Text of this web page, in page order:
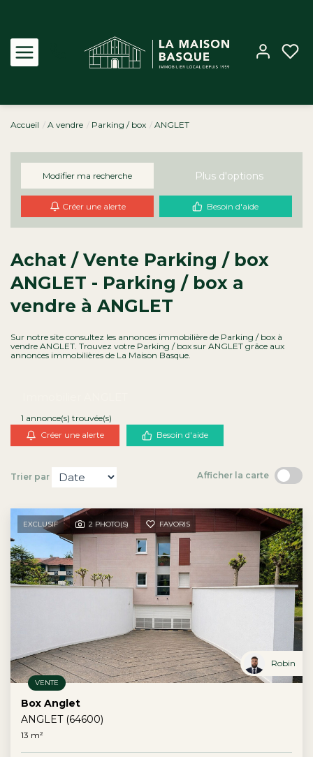
Louer
Estimer
Biens vendus
Notre Agence
Contact
Accueil A vendre Parking / box ANGLET
Modifier ma recherche Plus d'options
Créer une alerte Besoin d'aide
Achat / Vente Parking / box
ANGLET - Parking / box a
vendre à ANGLET
Sur notre site consultez les annonces immobilière de Parking / box à
vendre ANGLET. Trouvez votre Parking / box sur ANGLET grâce aux
annonces immobilières de La Maison Basque.
1 annonce(s) trouvée(s)
Créer une alerte
Besoin d'aide
Trier par Afficher la carte
EXCLUSIF 2 PHOTO(S) FAVORIS
Robin
VENTE
Box Anglet
ANGLET (64600)
13 m²